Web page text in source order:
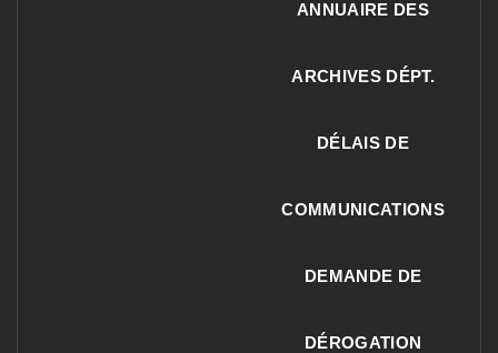
ANNUAIRE DES
ARCHIVES DÉPT.
DÉLAIS DE
COMMUNICATIONS
DEMANDE DE
DÉROGATION